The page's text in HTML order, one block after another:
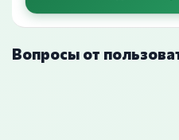
Вопросы от